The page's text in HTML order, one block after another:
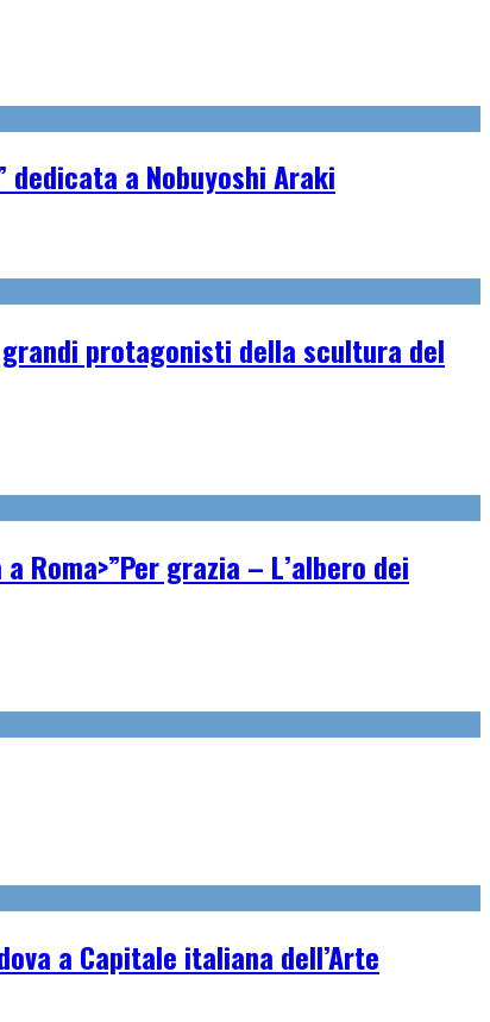
dedicata a Nobuyoshi Araki
protagonisti della scultura del
grazia – L’albero dei
a Capitale italiana dell’Arte